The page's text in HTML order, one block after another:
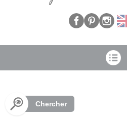
Chercher